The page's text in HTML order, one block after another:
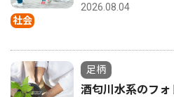
社会
2026.08.04
足柄
酒匂川水系のフ